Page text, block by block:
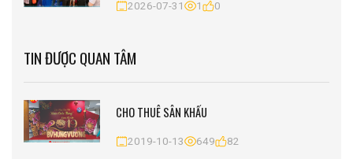
2026-07-31 1 0
TIN ĐƯỢC QUAN TÂM
CHO THUÊ SÂN KHẤU
2019-10-13 649 82